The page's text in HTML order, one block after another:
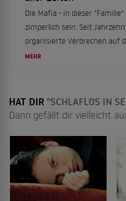
Die Mafia - in dieser
zimperlich sein. Seit
organisierte Verbrechen auf
hat dabei Meisterwerke wie
MEHR
HAT DIR "SCHLAFLOS IN
Dann gefällt dir vielleicht